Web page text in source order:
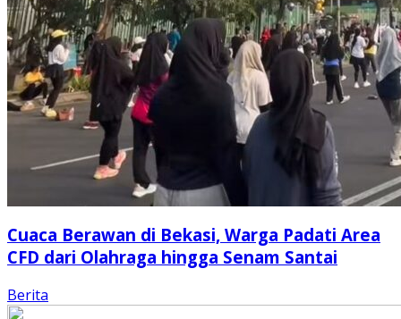
Cuaca Berawan di Bekasi, Warga Padati Area
CFD dari Olahraga hingga Senam Santai
Berita